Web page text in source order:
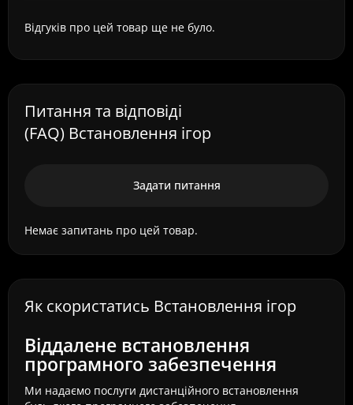
Відгуків про цей товар ще не було.
Питання та відповіді
(FAQ) Встановлення ігор
Задати питання
Немає запитань про цей товар.
Як скористатись Встановлення ігор
Віддалене встановлення
програмного забезпечення
Ми надаємо послуги дистанційного встановлення